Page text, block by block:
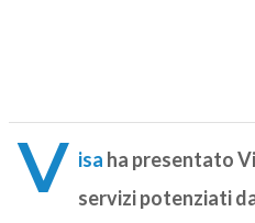
V isa ha presentato
servizi potenziati